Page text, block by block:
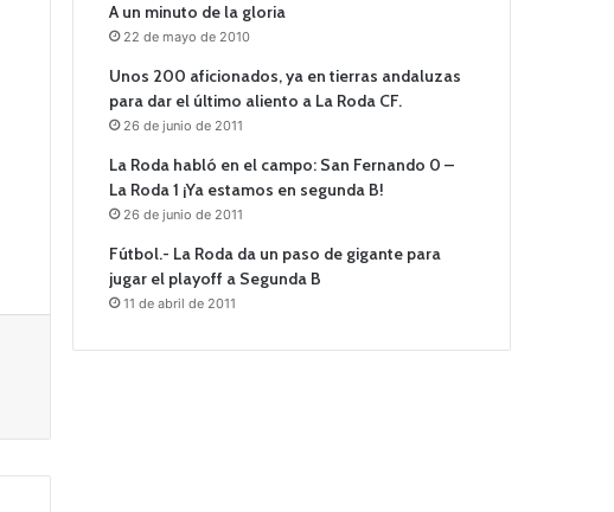
A un minuto de la gloria
22 de mayo de 2010
Unos 200 aficionados, ya en tierras andaluzas
para dar el último aliento a La Roda CF.
26 de junio de 2011
La Roda habló en el campo: San Fernando 0 –
La Roda 1 ¡Ya estamos en segunda B!
26 de junio de 2011
Fútbol.- La Roda da un paso de gigante para
jugar el playoff a Segunda B
11 de abril de 2011